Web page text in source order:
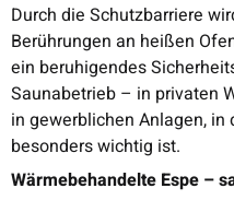
Durch die Schutzbarriere
Berührungen an heißen
ein beruhigendes
Saunabetrieb – in privaten
in gewerblichen Anlagen,
besonders wichtig ist.
Wärmebehandelte Espe –